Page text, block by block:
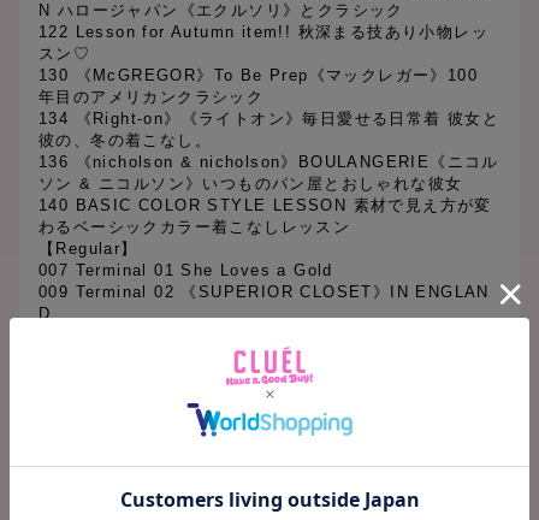
N ハロージャパン《エクルソリ》とクラシック
122 Lesson for Autumn item!! 秋深まる技あり小物レッ
スン♡
130 《McGREGOR》To Be Prep《マックレガー》100
年目のアメリカンクラシック
134 《Right-on》《ライトオン》毎日愛せる日常着 彼女と
彼の、冬の着こなし。
136 《nicholson & nicholson》BOULANGERIE《ニコル
ソン & ニコルソン》いつものパン屋とおしゃれな彼女
140 BASIC COLOR STYLE LESSON 素材で見え方が変
わるベーシックカラー着こなしレッスン
【Regular】
007 Terminal 01 She Loves a Gold
009 Terminal 02 《SUPERIOR CLOSET》IN ENGLAN
D
013 Terminal 04 PRETTY GIFT
096 GOOD GIRLS GUIDE グッドガールの欲しい物リス
152 連載 大森伃佑子の「今日 私が女の子であること」
157 Terminal 06 Give me CLASSIC BOOTS
159 Terminal 08 AS. CRAFT FURNITURE